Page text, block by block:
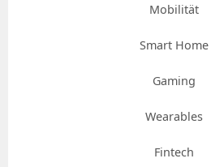
Mobilität
Smart Home
Gaming
Wearables
Fintech